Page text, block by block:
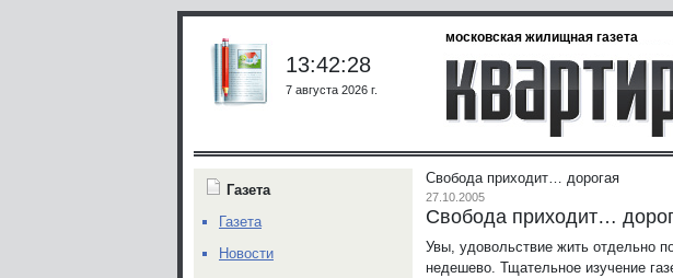
московская жилищная газета
13:42:28
7 августа 2026 г.
Свобода приходит… дорогая
27.10.2005
Свобода приходит…
Увы, удовольствие жить отдельно
недешево. Тщательное изучение
Газета
Газета
Новости